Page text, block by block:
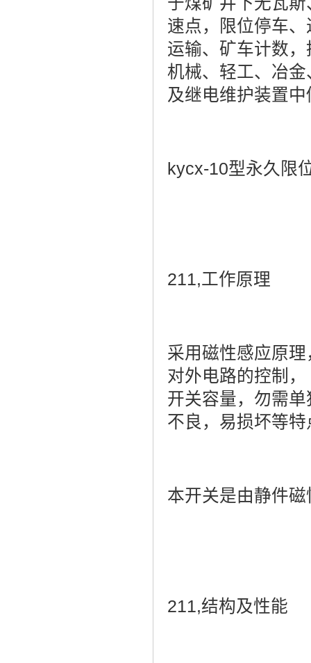
速点，限位停车
运输、矿车计数
机械、轻工、冶
及继电维护装置
kycx-10型永久限
211,工作原理
采用磁性感应原
对外电路的控制
开关容量，勿需
不良，易损坏等特
本开关是由静件
211,结构及性能